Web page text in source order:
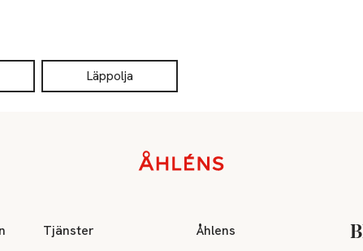
Läppolja
Tjänster
Åhlens